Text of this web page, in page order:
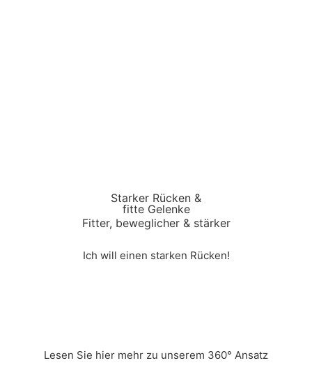
Starker Rücken &
fitte Gelenke
Fitter, beweglicher & stärker
Ich will einen starken Rücken!
Lesen Sie hier mehr zu unserem 360° Ansatz